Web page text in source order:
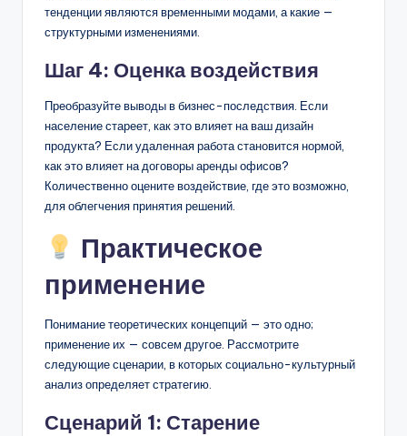
тенденции являются временными модами, а какие —
структурными изменениями.
Шаг 4: Оценка воздействия
Преобразуйте выводы в бизнес-последствия. Если
население стареет, как это влияет на ваш дизайн
продукта? Если удаленная работа становится нормой,
как это влияет на договоры аренды офисов?
Количественно оцените воздействие, где это возможно,
для облегчения принятия решений.
Практическое
применение
Понимание теоретических концепций — это одно;
применение их — совсем другое. Рассмотрите
следующие сценарии, в которых социально-культурный
анализ определяет стратегию.
Сценарий 1: Старение